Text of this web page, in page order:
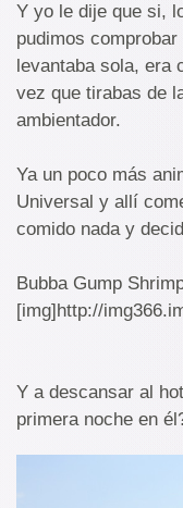
Y yo le dije que si,
pudimos
levantaba sola, era
vez que tirabas de
ambientador.
Ya un poco más
Universal y allí
comido nada y
Bubba Gump
[img]http://
Y a descansar al
primera noche en